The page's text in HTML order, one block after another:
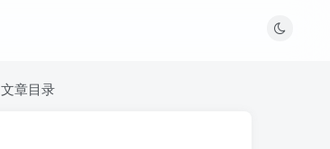
文章目录
文章目录